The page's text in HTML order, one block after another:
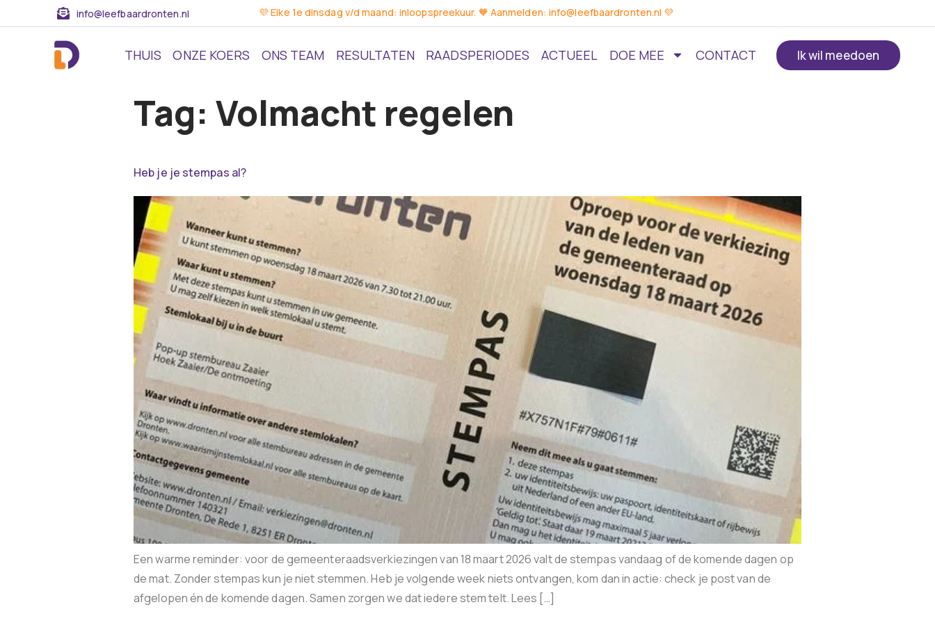
info@leefbaardronten.nl 💜 Elke 1e dinsdag v/d maand: inloopspreekuur. 🧡 Aanmelden: info@leefbaardronten.nl 💜
THUIS ONZE KOERS ONS TEAM RESULTATEN RAADSPERIODES ACTUEEL DOE MEE CONTACT Ik wil meedoen
Tag: Volmacht regelen
Heb je je stempas al?
Een warme reminder: voor de gemeenteraadsverkiezingen van 18 maart 2026 valt de stempas vandaag of de komende dagen op
de mat. Zonder stempas kun je niet stemmen. Heb je volgende week niets ontvangen, kom dan in actie: check je post van de
afgelopen én de komende dagen. Samen zorgen we dat iedere stem telt. Lees […]